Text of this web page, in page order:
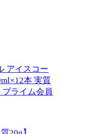
アイスコー
本 実質
プライム会員